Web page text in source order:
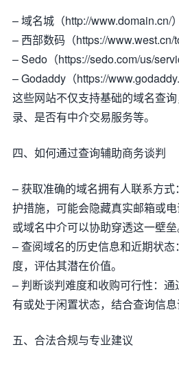
– 域名城（http://www.domain.cn/）
– 西部数码（https://www.west.cn/
– Sedo（https://sedo.com/us/
– Godaddy（https://
这些网站不仅支持基础的域名查
录、是否有中介交易服务等。
四、如何通过查询辅助商务谈判
– 获取准确的域名拥有人联系方
护措施，可能会隐藏真实邮箱或
或域名中介可以协助穿透这一壁垒
– 查阅域名的历史信息和近期状
度，评估其潜在价值。
– 判断谈判难度和收购可行性：
有或处于闲置状态，结合查询信息
五、合法合规与专业建议